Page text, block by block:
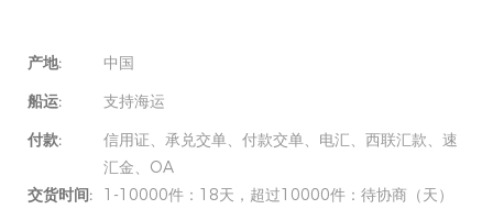
产地:
中国
船运:
支持海运
付款:
信用证、承兑交单、付款交单、电汇、西联汇款、速
汇金、OA
交货时间:
1-10000件：18天，超过10000件：待协商（天）